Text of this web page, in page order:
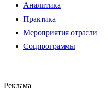
Аналитика
Практика
Мероприятия отрасли
Соцпрограммы
Реклама